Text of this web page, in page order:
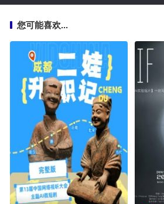
您可能喜欢...